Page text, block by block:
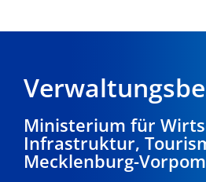
Ministerium für
Infrastruktur,
Mecklenburg-